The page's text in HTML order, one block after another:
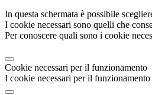
In questa schermata è possibile
I cookie necessari sono quelli che
Per conoscere quali sono i cookie
Cookie necessari per il funzionamento
I cookie necessari per il